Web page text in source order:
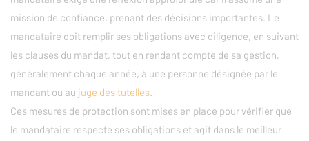
mission de confiance, prenant des décisions importantes. Le
mandataire doit remplir ses obligations avec diligence, en suivant
les clauses du mandat, tout en rendant compte de sa gestion,
généralement chaque année, à une personne désignée par le
mandant ou au juge des tutelles.
Ces mesures de protection sont mises en place pour vérifier que
le mandataire respecte ses obligations et agit dans le meilleur